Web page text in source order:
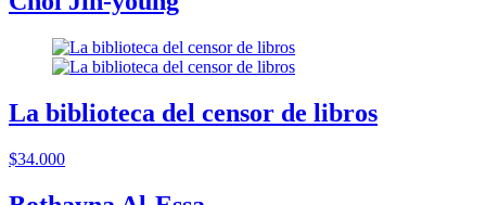
La biblioteca del censor de libros
$34.000